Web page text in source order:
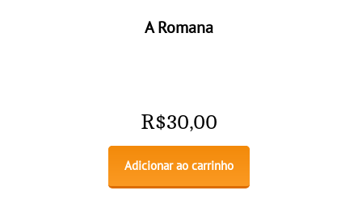
A Romana
R$30,00
Adicionar ao carrinho